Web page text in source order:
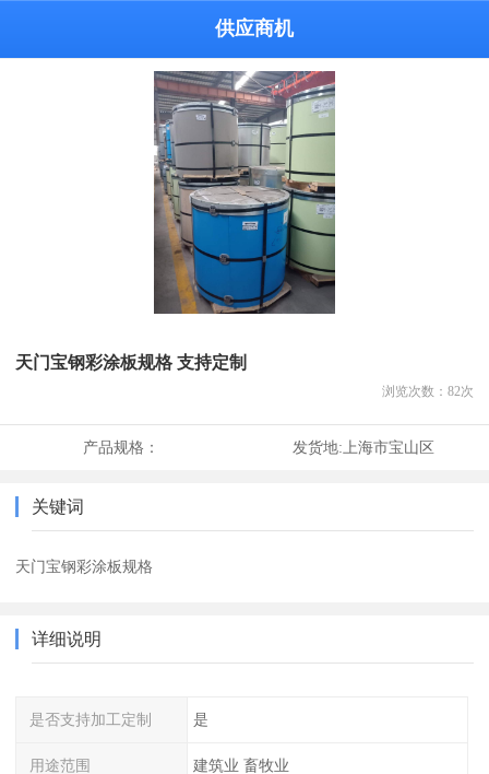
供应商机
天门宝钢彩涂板规格 支持定制
浏览次数： 82次
产品规格： 发货地:上海市宝山区
关键词
天门宝钢彩涂板规格
详细说明
是否支持加工定制 是
用途范围 建筑业 畜牧业